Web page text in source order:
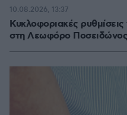
Κυκλοφοριακές
στη Λεωφόρο
10.08.2026, 13:37